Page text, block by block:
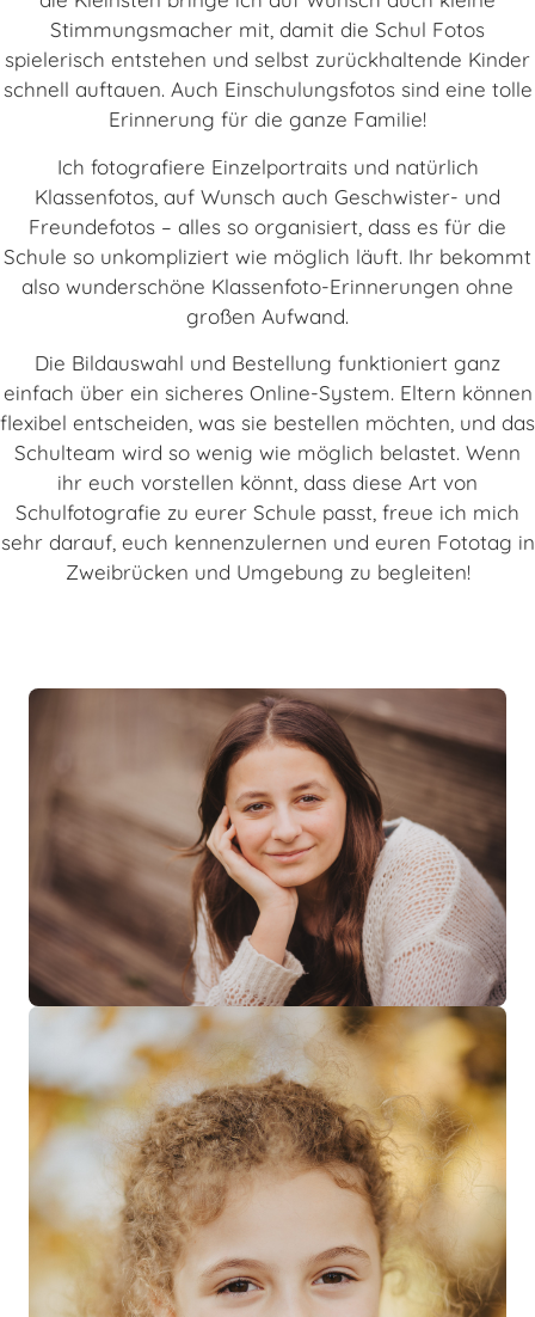
Stimmungsmacher mit, damit die Schul Fotos
spielerisch entstehen und selbst zurückhaltende Kinder
schnell auftauen. Auch Einschulungsfotos sind eine tolle
Erinnerung für die ganze Familie!
Ich fotografiere Einzelportraits und natürlich
Klassenfotos, auf Wunsch auch Geschwister- und
Freundefotos – alles so organisiert, dass es für die
Schule so unkompliziert wie möglich läuft. Ihr bekommt
also wunderschöne Klassenfoto-Erinnerungen ohne
großen Aufwand.
Die Bildauswahl und Bestellung funktioniert ganz
einfach über ein sicheres Online-System. Eltern können
flexibel entscheiden, was sie bestellen möchten, und das
Schulteam wird so wenig wie möglich belastet. Wenn
ihr euch vorstellen könnt, dass diese Art von
Schulfotografie zu eurer Schule passt, freue ich mich
sehr darauf, euch kennenzulernen und euren Fototag in
Zweibrücken und Umgebung zu begleiten!